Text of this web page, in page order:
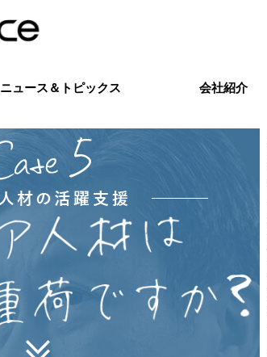
ニュース＆トピックス 会社紹介